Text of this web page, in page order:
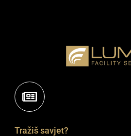
Tražiš savjet?